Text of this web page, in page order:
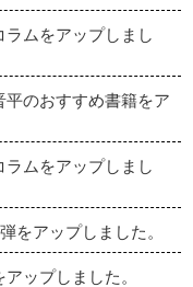
ムをアップしまし
のおすすめ書籍をア
ムをアップしまし
をアップしました。
ップしました。